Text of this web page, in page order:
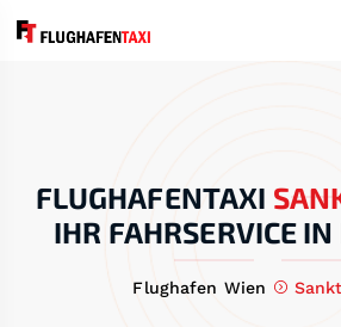
FLUGHAFENTAXI
IHR FAHRSERVICE
Flughafen Wien